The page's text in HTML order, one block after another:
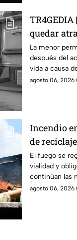
quedar
La menor
después del
vida a causa
agosto 06, 2026
Incendio
de
la
El fuego se
vialidad y
continúan las
agosto 06, 2026